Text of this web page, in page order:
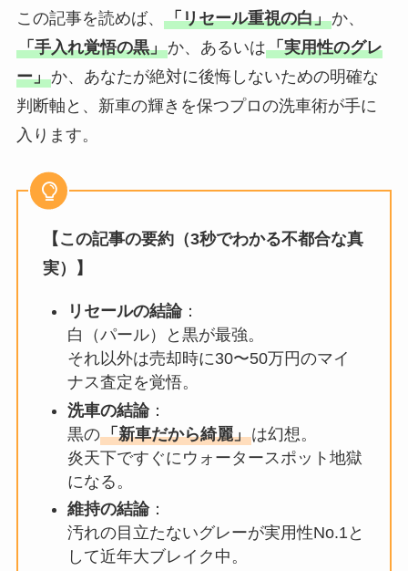
この記事を読めば、 「リセール重視の白」か、
「手入れ覚悟の黒」か、あるいは「実用性のグレ
ー」か、あなたが絶対に後悔しないための明確な
判断軸と、新車の輝きを保つプロの洗車術が手に
入ります。
【この記事の要約（3秒でわかる不都合な真
実）】
リセールの結論：
白（パール）と黒が最強。
それ以外は売却時に30〜50万円のマイ
ナス査定を覚悟。
洗車の結論：
黒の「新車だから綺麗」は幻想。
炎天下ですぐにウォータースポット地獄
になる。
維持の結論：
汚れの目立たないグレーが実用性No.1と
して近年大ブレイク中。